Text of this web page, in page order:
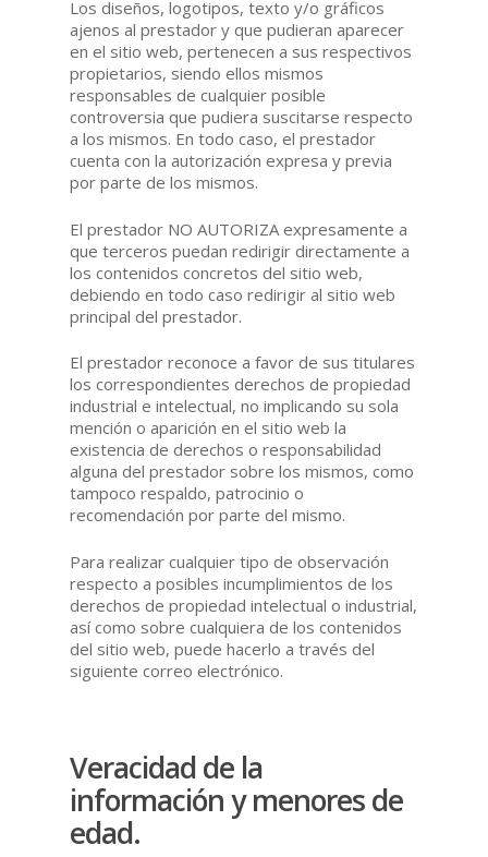
Los diseños, logotipos, texto y/o gráficos
ajenos al prestador y que pudieran aparecer
en el sitio web, pertenecen a sus respectivos
propietarios, siendo ellos mismos
responsables de cualquier posible
controversia que pudiera suscitarse respecto
a los mismos. En todo caso, el prestador
cuenta con la autorización expresa y previa
por parte de los mismos.
El prestador NO AUTORIZA expresamente a
que terceros puedan redirigir directamente a
los contenidos concretos del sitio web,
debiendo en todo caso redirigir al sitio web
principal del prestador.
El prestador reconoce a favor de sus titulares
los correspondientes derechos de propiedad
industrial e intelectual, no implicando su sola
mención o aparición en el sitio web la
existencia de derechos o responsabilidad
alguna del prestador sobre los mismos, como
tampoco respaldo, patrocinio o
recomendación por parte del mismo.
Para realizar cualquier tipo de observación
respecto a posibles incumplimientos de los
derechos de propiedad intelectual o industrial,
así como sobre cualquiera de los contenidos
del sitio web, puede hacerlo a través del
siguiente correo electrónico.
Veracidad de la
información y menores de
edad.